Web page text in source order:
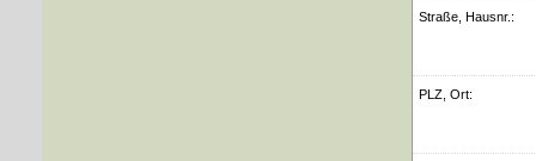
Straße, Hausnr.:
PLZ, Ort: